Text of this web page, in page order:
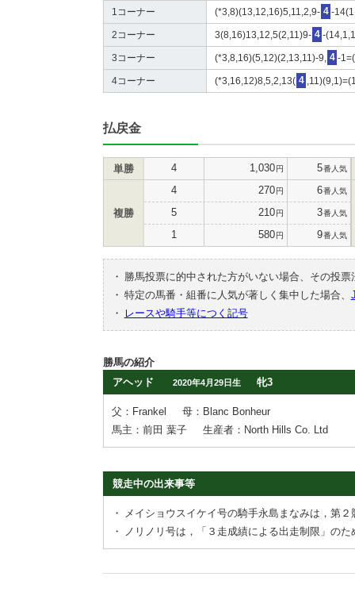
1コーナー (*3,8)(13,12,16)5,11,2,9- 4 -
2コーナー 3(8,16)13,12,5(2,11)9- 4 -
3コーナー (*3,8,16)(5,12)(2,13,11)-9, 4 -
4コーナー (*3,16,12)8,5,2,13( 4
払戻金
単勝 4 1,030円 5番人気
複勝
4 270円 6番人気
5 210円 3番人気
1 580円 9番人気
・
勝馬投票に的中された方がいない場合、その投
・ 特定の馬番・組番に人気が著しく集中した場合、
・
レースや騎手等につく記号
勝馬の紹介
アヘッド
2020年4月29日生 牝3
父：Frankel
母：Blanc Bonheur
馬主：前田 葉子
生産者：North Hills Co. Ltd
競走中の出来事等
・
メイショウスイケイ号の騎手永島まなみは，第
・
ノリノリ号は，「３走成績による出走制限」の